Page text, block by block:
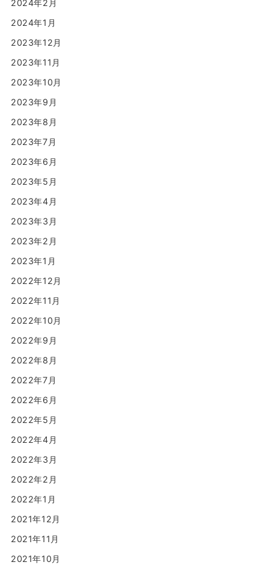
2024年2月
2024年1月
2023年12月
2023年11月
2023年10月
2023年9月
2023年8月
2023年7月
2023年6月
2023年5月
2023年4月
2023年3月
2023年2月
2023年1月
2022年12月
2022年11月
2022年10月
2022年9月
2022年8月
2022年7月
2022年6月
2022年5月
2022年4月
2022年3月
2022年2月
2022年1月
2021年12月
2021年11月
2021年10月